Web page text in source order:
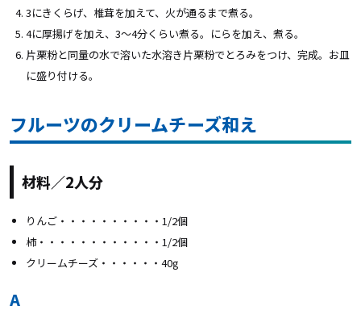
3にきくらげ、椎茸を加えて、火が通るまで煮る。
4に厚揚げを加え、3～4分くらい煮る。にらを加え、煮る。
片栗粉と同量の水で溶いた水溶き片栗粉でとろみをつけ、完成。お皿
に盛り付ける。
フルーツのクリームチーズ和え
材料／2人分
りんご・・・・・・・・・・1/2個
柿・・・・・・・・・・・・1/2個
クリームチーズ・・・・・・40g
A